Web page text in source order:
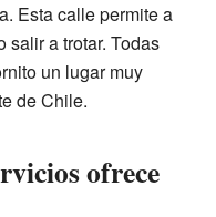
Esta calle permite a
salir a trotar. Todas
un lugar muy
de Chile.
ofrece